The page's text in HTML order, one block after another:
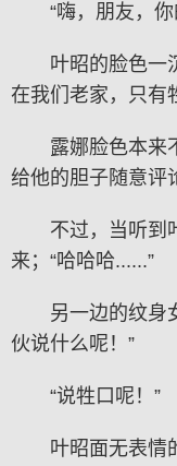
“嗨，朋友，
叶昭的脸色一
在我们老家，只有
露娜脸色本来
给他的胆子随意评
不过，当听到
来；“哈哈哈......”
另一边的纹身
伙说什么呢！”
“说牲口呢！”
叶昭面无表情